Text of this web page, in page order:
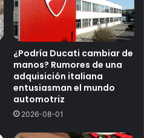
¿Podría Ducati cambiar de
manos? Rumores de una
adquisición italiana
entusiasman el mundo
automotriz
2026-08-01